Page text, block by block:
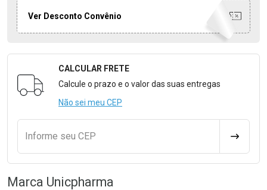
Ver Desconto Convênio
Formulário para Calcular o Frete
CALCULAR FRETE
Calcule o prazo e o valor das suas entregas
Não sei meu CEP
Informe seu CEP
Marca Unicpharma